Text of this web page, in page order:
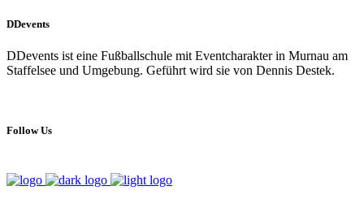
DDevents
DDevents ist eine Fußballschule mit Eventcharakter in Murnau am
Staffelsee und Umgebung. Geführt wird sie von Dennis Destek.
Follow Us